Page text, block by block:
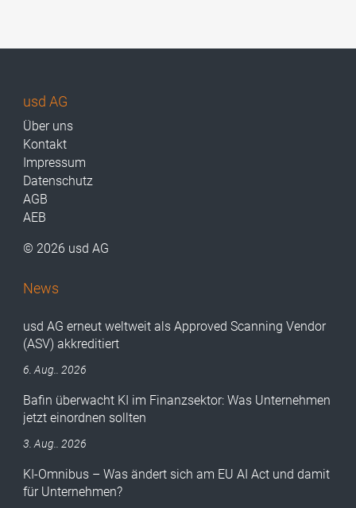
usd AG
Über uns
Kontakt
Impressum
Datenschutz
AGB
AEB
© 2026 usd AG
News
usd AG erneut weltweit als Approved Scanning Vendor
(ASV) akkreditiert
6. Aug.. 2026
Bafin überwacht KI im Finanzsektor: Was Unternehmen
jetzt einordnen sollten
3. Aug.. 2026
KI-Omnibus – Was ändert sich am EU AI Act und damit
für Unternehmen?